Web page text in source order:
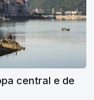
central e de